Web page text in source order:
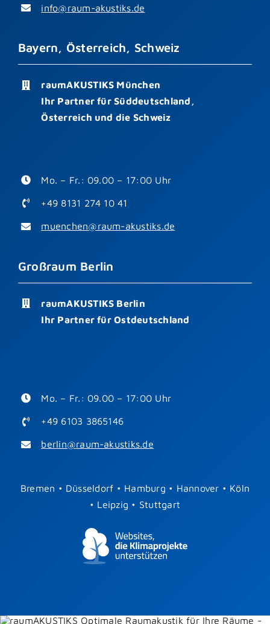
info@raum-akustiks.de
Bayern, Österreich, Schweiz
raumAKUSTIKS München
Ihr Partner für Süddeutschland,
Österreich und die Schweiz
Mo. – Fr.: 09.00 – 17:00 Uhr
+49 8131 274 10 41
muenchen@raum-akustiks.de
Großraum Berlin
raumAKUSTIKS Berlin
Ihr Partner für Ostdeutschland
Mo. – Fr.: 09.00 – 17:00 Uhr
+49 6103 3865146
berlin@raum-akustiks.de
Bremen • Düsseldorf • Hamburg • Hannover • Köln
• Leipzig • Stuttgart